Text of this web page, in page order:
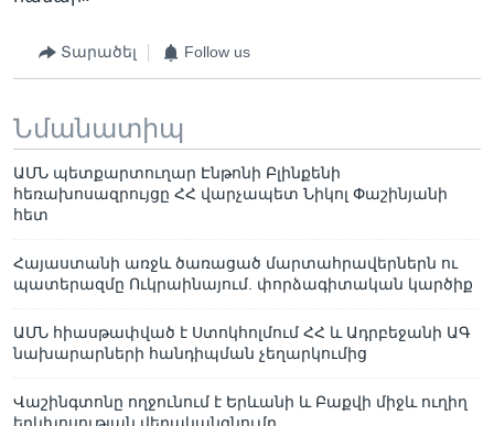
Տարածել Follow us
Նմանատիպ
ԱՄՆ պետքարտուղար Էնթոնի Բլինքենի
հեռախոսազրույցը ՀՀ վարչապետ Նիկոլ Փաշինյանի
հետ
Հայաստանի առջև ծառացած մարտահրավերներն ու
պատերազմը Ուկրաինայում. փորձագիտական կարծիք
ԱՄՆ հիասթափված է Ստոկհոլմում ՀՀ և Ադրբեջանի ԱԳ
նախարարների հանդիպման չեղարկումից
Վաշինգտոնը ողջունում է Երևանի և Բաքվի միջև ուղիղ
երկխոսության վերականգնումը